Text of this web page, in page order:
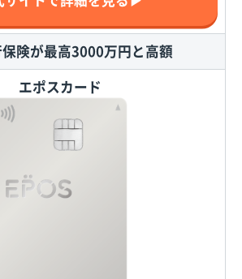
険が最高3000万円と高額
エポスカード